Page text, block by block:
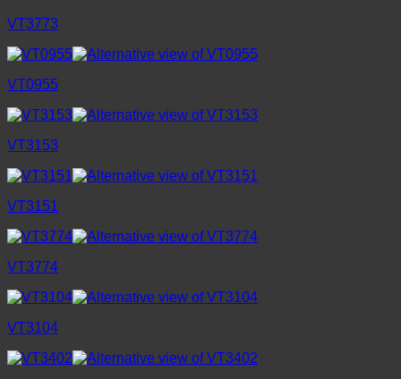
VT3773
VT0955
VT3153
VT3151
VT3774
VT3104